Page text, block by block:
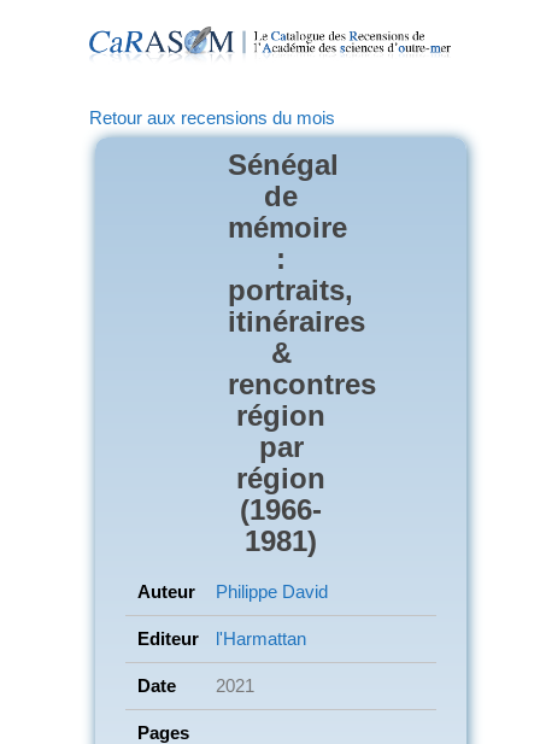
Retour aux recensions du mois
Sénégal
de
mémoire
:
portraits,
itinéraires
&
rencontres
région
par
région
(1966-
1981)
Auteur Philippe David
Editeur l'Harmattan
Date 2021
Pages